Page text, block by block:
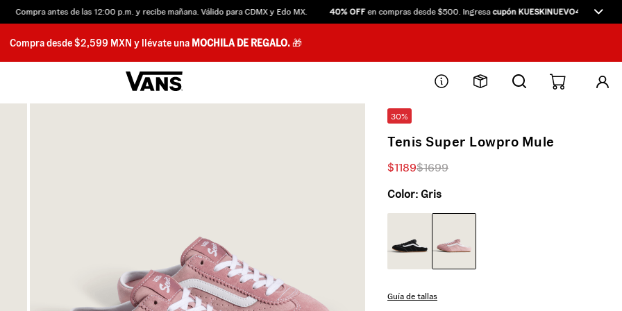
Compra antes de las 12:00 p.m. y recibe mañana. Válido para CDMX y Edo MX. 40% OFFen compras desde $500. Ingresacupón KUESKINUEVO40directamente
Compra desde $2,599 MXN y llévate una MOCHILA DE REGALO.🎁
30%
Tenis Super Lowpro Mule
$1189$1699
Color:Gris
Guía de tallas